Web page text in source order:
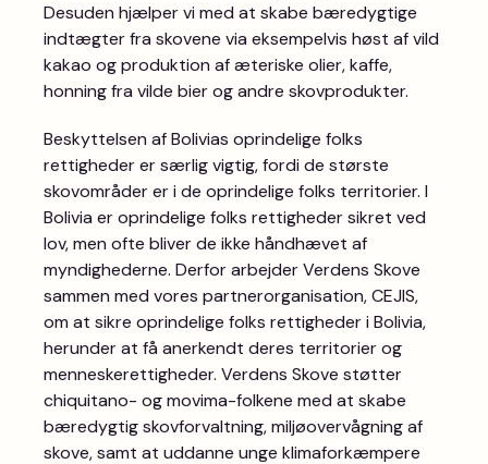
Desuden hjælper vi med at skabe bæredygtige
indtægter fra skovene via eksempelvis høst af vild
kakao og produktion af æteriske olier, kaffe,
honning fra vilde bier og andre skovprodukter.
Beskyttelsen af Bolivias oprindelige folks
rettigheder er særlig vigtig, fordi de største
skovområder er i de oprindelige folks territorier. I
Bolivia er oprindelige folks rettigheder sikret ved
lov, men ofte bliver de ikke håndhævet af
myndighederne. Derfor arbejder Verdens Skove
sammen med vores partnerorganisation, CEJIS,
om at sikre oprindelige folks rettigheder i Bolivia,
herunder at få anerkendt deres territorier og
menneskerettigheder. Verdens Skove støtter
chiquitano- og movima-folkene med at skabe
bæredygtig skovforvaltning, miljøovervågning af
skove, samt at uddanne unge klimaforkæmpere